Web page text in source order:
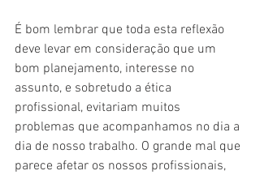
É bom lembrar que toda esta reflexão
deve levar em consideração que um
bom planejamento, interesse no
assunto, e sobretudo a ética
profissional, evitariam muitos
problemas que acompanhamos no dia a
dia de nosso trabalho. O grande mal que
parece afetar os nossos profissionais,